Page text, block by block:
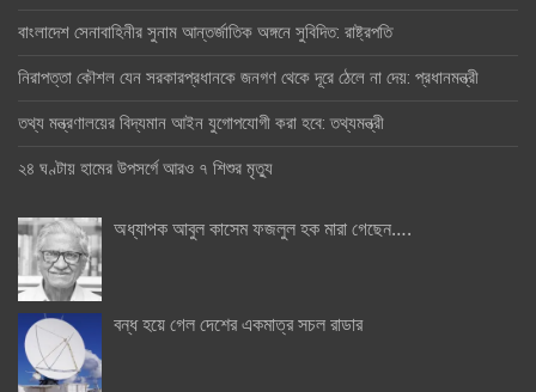
বাংলাদেশ সেনাবাহিনীর সুনাম আন্তর্জাতিক অঙ্গনে সুবিদিত: রাষ্ট্রপতি
নিরাপত্তা কৌশল যেন সরকারপ্রধানকে জনগণ থেকে দূরে ঠেলে না দেয়: প্রধানমন্ত্রী
তথ্য মন্ত্রণালয়ের বিদ্যমান আইন যুগোপযোগী করা হবে: তথ্যমন্ত্রী
২৪ ঘণ্টায় হামের উপসর্গে আরও ৭ শিশুর মৃত্যু
অধ্যাপক আবুল কাসেম ফজলুল হক মারা গেছেন….
বন্ধ হয়ে গেল দেশের একমাত্র সচল রাডার